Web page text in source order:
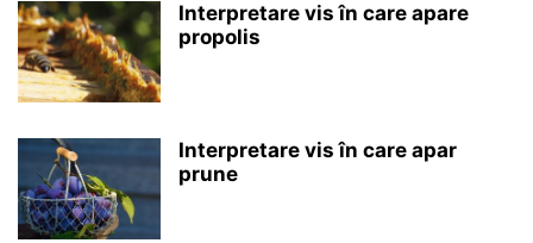
Interpretare vis în care apare
propolis
Interpretare vis în care apar
prune